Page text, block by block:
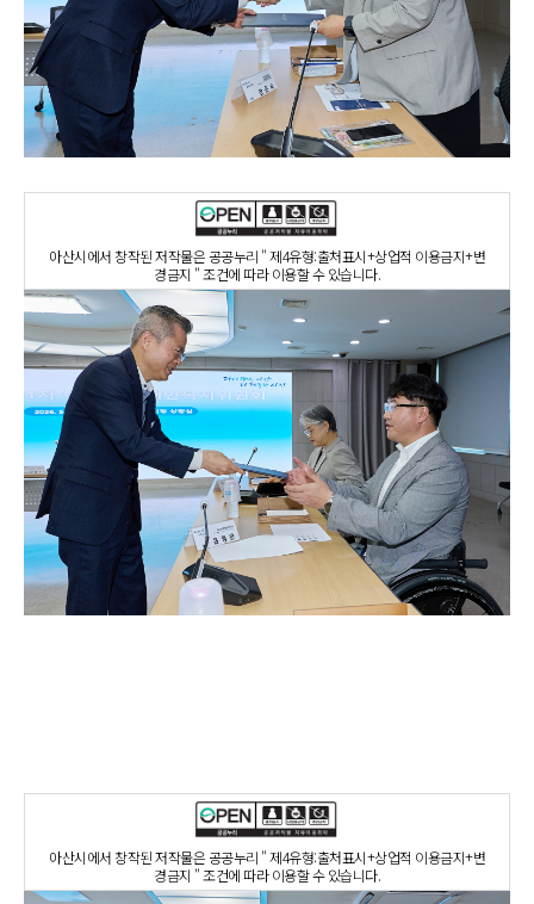
아산시에서 창작된 저작물은 공공누리 " 제4유형:출처표시+상업적 이용금지+변
경금지 " 조건에 따라 이용할 수 있습니다.
아산시에서 창작된 저작물은 공공누리 " 제4유형:출처표시+상업적 이용금지+변
경금지 " 조건에 따라 이용할 수 있습니다.